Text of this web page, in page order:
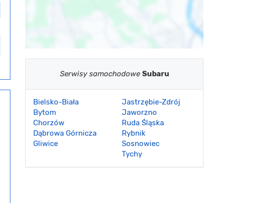
Serwisy samochodowe Subaru
Bielsko-Biała
Bytom
Chorzów
Dąbrowa Górnicza
Gliwice
Jastrzębie-Zdrój
Jaworzno
Ruda Śląska
Rybnik
Sosnowiec
Tychy